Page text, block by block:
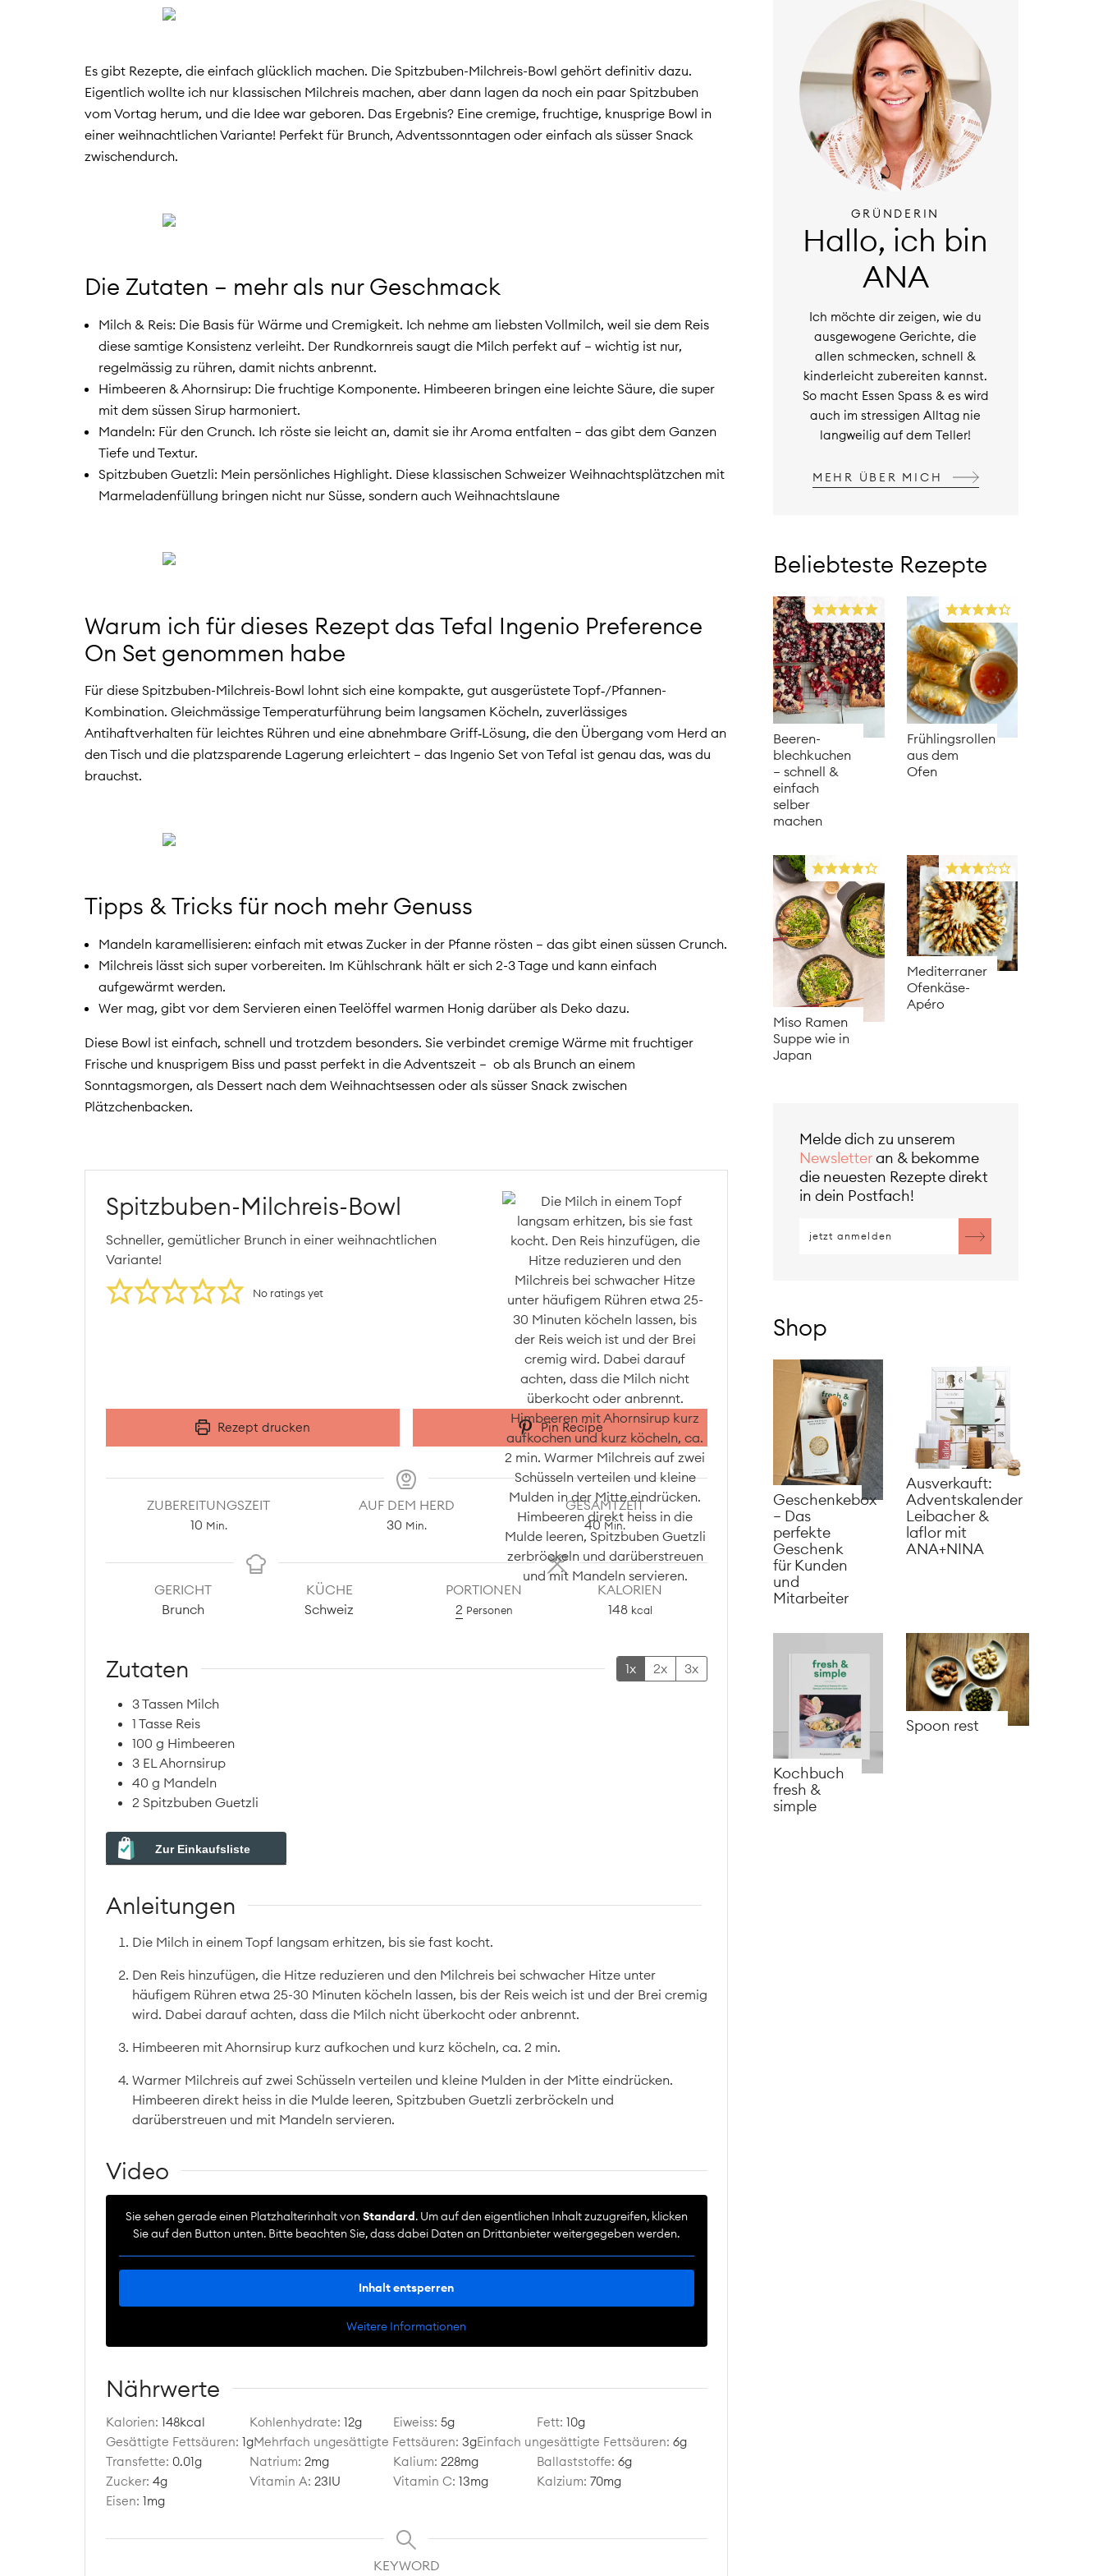
Es gibt Rezepte, die einfach glücklich machen. Die Spitzbuben-Milchreis-Bowl gehört definitiv dazu.
Eigentlich wollte ich nur klassischen Milchreis machen, aber dann lagen da noch ein paar Spitzbuben
vom Vortag herum, und die Idee war geboren. Das Ergebnis? Eine cremige, fruchtige, knusprige Bowl in
einer weihnachtlichen Variante! Perfekt für Brunch, Adventssonntagen oder einfach als süsser Snack
zwischendurch.
Die Zutaten – mehr als nur Geschmack
Milch & Reis: Die Basis für Wärme und Cremigkeit. Ich nehme am liebsten Vollmilch, weil sie dem Reis
diese samtige Konsistenz verleiht. Der Rundkornreis saugt die Milch perfekt auf – wichtig ist nur,
regelmässig zu rühren, damit nichts anbrennt.
Himbeeren & Ahornsirup: Die fruchtige Komponente. Himbeeren bringen eine leichte Säure, die super
mit dem süssen Sirup harmoniert.
Mandeln: Für den Crunch. Ich röste sie leicht an, damit sie ihr Aroma entfalten – das gibt dem Ganzen
Tiefe und Textur.
Spitzbuben Guetzli: Mein persönliches Highlight. Diese klassischen Schweizer Weihnachtsplätzchen mit
Marmeladenfüllung bringen nicht nur Süsse, sondern auch Weihnachtslaune
Warum ich für dieses Rezept das Tefal Ingenio Preference
On Set genommen habe
Für diese Spitzbuben-Milchreis-Bowl lohnt sich eine kompakte, gut ausgerüstete Topf‑/Pfannen-
Kombination. Gleichmässige Temperaturführung beim langsamen Köcheln, zuverlässiges
Antihaftverhalten für leichtes Rühren und eine abnehmbare Griff‑Lösung, die den Übergang vom Herd an
den Tisch und die platzsparende Lagerung erleichtert – das Ingenio Set von Tefal ist genau das, was du
brauchst.
Tipps & Tricks für noch mehr Genuss
Mandeln karamellisieren: einfach mit etwas Zucker in der Pfanne rösten – das gibt einen süssen Crunch.
Milchreis lässt sich super vorbereiten. Im Kühlschrank hält er sich 2-3 Tage und kann einfach
aufgewärmt werden.
Wer mag, gibt vor dem Servieren einen Teelöffel warmen Honig darüber als Deko dazu.
Diese Bowl ist einfach, schnell und trotzdem besonders. Sie verbindet cremige Wärme mit fruchtiger
Frische und knusprigem Biss und passt perfekt in die Adventszeit – ob als Brunch an einem
Sonntagsmorgen, als Dessert nach dem Weihnachtsessen oder als süsser Snack zwischen
Plätzchenbacken.
Spitzbuben-Milchreis-Bowl
Schneller, gemütlicher Brunch in einer weihnachtlichen
Variante!
No ratings yet
Rezept drucken Pin Recipe
ZUBEREITUNGSZEIT
10Minuten
Min.
AUF DEM HERD
30Minuten
Min.
GESAMTZEIT
40Minuten
Min.
GERICHT
Brunch
KÜCHE
Schweiz
PORTIONEN
2 Personen
KALORIEN
148 kcal
Zutaten 1x 2x 3x
3Tassen Milch
1 Tasse Reis
100 g Himbeeren
3 EL Ahornsirup
40 g Mandeln
2 Spitzbuben Guetzli
Zur Einkaufsliste
Anleitungen
Die Milch in einem Topf langsam erhitzen, bis sie fast kocht.
Den Reis hinzufügen, die Hitze reduzieren und den Milchreis bei schwacher Hitze unter
häufigem Rühren etwa 25-30 Minuten köcheln lassen, bis der Reis weich ist und der Brei cremig
wird. Dabei darauf achten, dass die Milch nicht überkocht oder anbrennt.
Himbeeren mit Ahornsirup kurz aufkochen und kurz köcheln, ca. 2 min.
Warmer Milchreis auf zwei Schüsseln verteilen und kleine Mulden in der Mitte eindrücken.
Himbeeren direkt heiss in die Mulde leeren, Spitzbuben Guetzli zerbröckeln und
darüberstreuen und mit Mandeln servieren.
Video
Sie sehen gerade einen Platzhalterinhalt vonStandard . Um auf den eigentlichen Inhalt zuzugreifen, klicken
Sie auf den Button unten. Bitte beachten Sie, dass dabei Daten an Drittanbieter weitergegeben werden.
Inhalt entsperren
Weitere Informationen
Nährwerte
Kalorien: 148kcal Kohlenhydrate: 12g Eiweiss: 5g Fett: 10g
Gesättigte Fettsäuren: 1gMehrfach ungesättigte Fettsäuren: 3gEinfach ungesättigte Fettsäuren: 6g
Transfette: 0.01g Natrium: 2mg Kalium: 228mg Ballaststoffe: 6g
Zucker: 4g Vitamin A: 23IU Vitamin C: 13mg Kalzium: 70mg
Eisen: 1mg
KEYWORD
GRÜNDERIN
Hallo, ich bin
ANA
Ich möchte dir zeigen, wie du
ausgewogene Gerichte, die
allen schmecken, schnell &
kinderleicht zubereiten kannst.
So macht Essen Spass & es wird
auch im stressigen Alltag nie
langweilig auf dem Teller!
MEHR ÜBER MICH
Beliebteste Rezepte
Beeren­
blechkuchen
– schnell &
einfach
selber
machen
Frühlingsrollen
aus dem
Ofen
Miso Ramen
Suppe wie in
Japan
Mediterraner
Ofenkäse-
Apéro
Melde dich zu unserem
Newsletteran & bekomme
die neuesten Rezepte direkt
in dein Postfach!
Shop
Geschenkebox
– Das
perfekte
Geschenk
für Kunden
und
Mitarbeiter
Ausverkauft:
Adventskalender
Leibacher &
laflor mit
ANA+NINA
Kochbuch
fresh &
simple
Spoon rest